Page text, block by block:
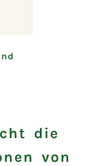
die
von